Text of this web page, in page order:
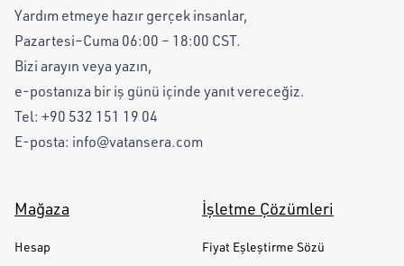
Yardım etmeye hazır gerçek insanlar,
Pazartesi–Cuma 06:00 – 18:00 CST.
Bizi arayın veya yazın,
e-postanıza bir iş günü içinde yanıt vereceğiz.
Tel: +90 532 151 19 04
E-posta: info@vatansera.com
Mağaza
Hesap
İşletme Çözümleri
Fiyat Eşleştirme Sözü